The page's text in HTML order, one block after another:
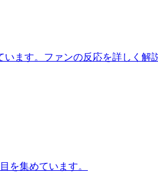
ます。ファンの反応を詳しく解
を集めています。